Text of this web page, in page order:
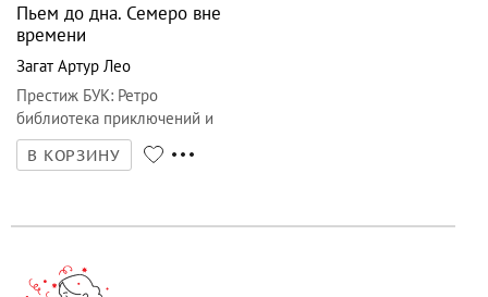
Пьем до дна. Семеро вне
времени
Загат Артур Лео
Престиж БУК: Ретро
библиотека приключений и
научной фантастики
В КОРЗИНУ